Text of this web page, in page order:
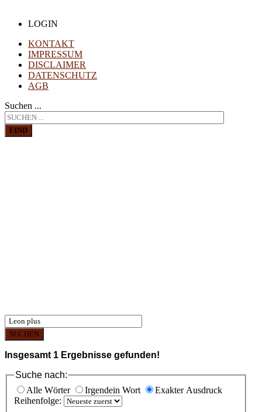
LOGIN
KONTAKT
IMPRESSUM
DISCLAIMER
DATENSCHUTZ
AGB
Suchen ...
FIND
SUCHEN
Insgesamt 1 Ergebnisse gefunden!
Suche nach:
Alle Wörter
Irgendein Wort
Exakter Ausdruck
Reihenfolge: